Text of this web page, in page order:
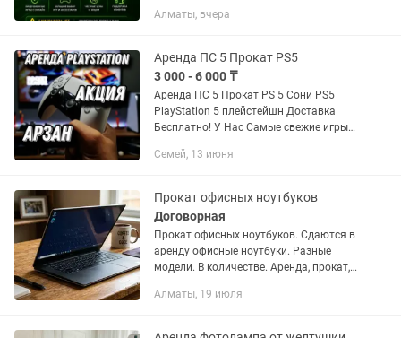
доставка по Алматы 🎁 При аренде на
2 суток — 3-и сутки бесплатно! САМАЯ
НАС!!! 🔥🔥🔥 1. FIFA 26...
Алматы, вчера
Аренда ПС 5 Прокат PS5
3 000 - 6 000 ₸
Аренда ПС 5 Прокат PS 5 Сони PS5
PlayStation 5 плейстейшн Доставка
Бесплатно! У Нас Самые свежие игры
А так же есть игры на прохождение
Семей, 13 июня
Прокат офисных ноутбуков
Договорная
Прокат офисных ноутбуков. Сдаются в
аренду офисные ноутбуки. Разные
модели. В количестве. Аренда, прокат,
моноблок, монитор, видеокарта,
Алматы, 19 июля